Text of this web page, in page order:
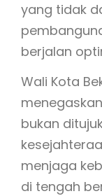
yang tidak
berjalan
Wali Kota
bukan
menjaga
di tengah